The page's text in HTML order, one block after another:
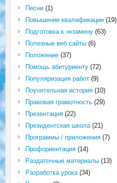
Песни(1)
Повышение квалификации(19)
Подготовка к экзамену(63)
Полезные веб сайты(6)
Положение(37)
Помощь абитуриенту(72)
Популяризация работ(9)
Поучительная история(10)
Правовая грамотность(29)
Презентация(22)
Президентская школа(21)
Программы / приложения(7)
Профориентация(14)
Раздаточные материалы(13)
Разработка урока(34)